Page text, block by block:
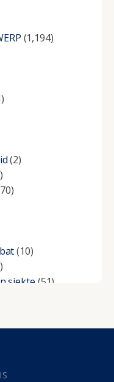
(1,194)
(2)
(10)
siekte (51)
(10)